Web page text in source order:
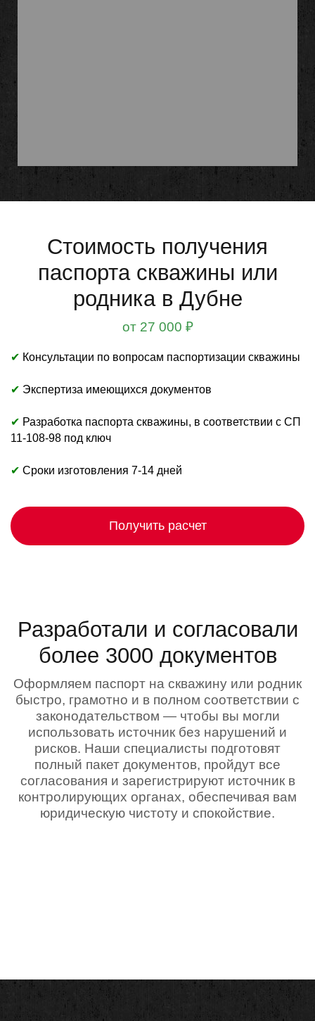
Стоимость получения
паспорта скважины или
родника в Дубне
от 27 000 ₽
✔ Консультации по вопросам паспортизации скважины
✔ Экспертиза имеющихся документов
✔ Разработка паспорта скважины, в соответствии с СП
11-108-98 под ключ
✔ Сроки изготовления 7-14 дней
Получить расчет
Разработали и согласовали
более 3000 документов
Оформляем паспорт на скважину или родник
быстро, грамотно и в полном соответствии с
законодательством — чтобы вы могли
использовать источник без нарушений и
рисков. Наши специалисты подготовят
полный пакет документов, пройдут все
согласования и зарегистрируют источник в
контролирующих органах, обеспечивая вам
юридическую чистоту и спокойствие.